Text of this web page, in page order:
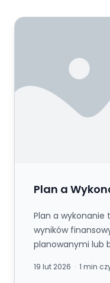
Plan a Wykonanie
Plan a
Plan a wykonanie
wyników
planowanymi lub
19 lut 2026 1 min